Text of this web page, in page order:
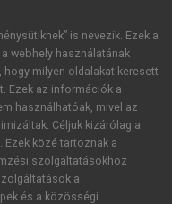
is nevezik. Ezek a
webhely használatának
milyen oldalakat keresett
Ezek az információk a
használhatóak, mivel az
Céljuk kizárólag a
közé tartoznak a
szolgáltatásokhoz
a
és a közösségi